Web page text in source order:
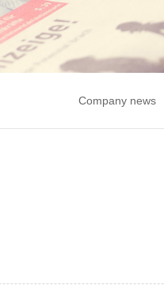
Company news